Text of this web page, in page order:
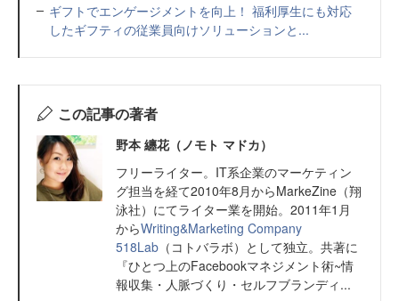
ギフトでエンゲージメントを向上！ 福利厚生にも対応
したギフティの従業員向けソリューションと...
この記事の著者
野本 纏花（ノモト マドカ）
フリーライター。IT系企業のマーケティン
グ担当を経て2010年8月からMarkeZine（翔
泳社）にてライター業を開始。2011年1月
からWriting&Marketing Company
518Lab （コトバラボ）として独立。共著に
『ひとつ上のFacebookマネジメント術~情
報収集・人脈づくり・セルフブランディ...